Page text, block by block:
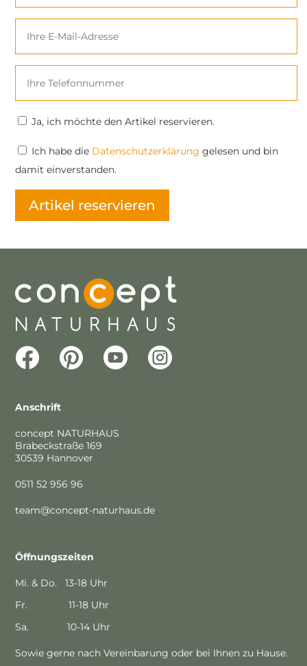
Ja, ich möchte den Artikel reservieren.
Ich habe die Datenschutzerklärung gelesen und bin
damit einverstanden.
   
Anschrift
concept NATURHAUS
Brabeckstraße 169
30539 Hannover
0511 52 956 96
team@concept-naturhaus.de
Öffnungszeiten
Mi. & Do. 13-18 Uhr
Fr. 11-18 Uhr
Sa. 10-14 Uhr
Sowie gerne nach Vereinbarung oder bei Ihnen zu Hause.